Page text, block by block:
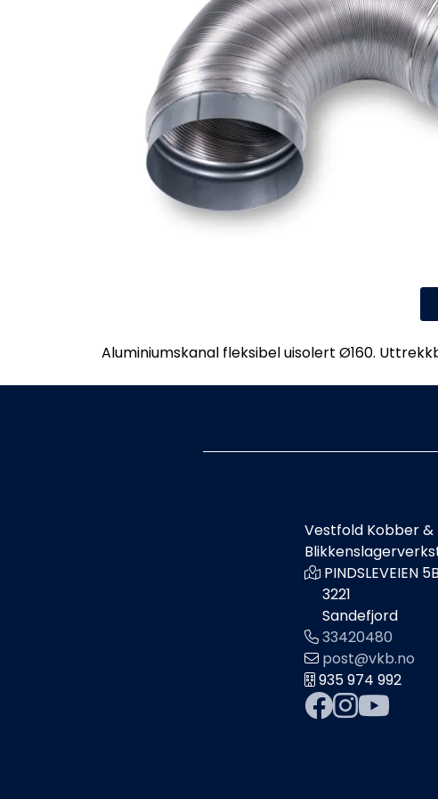
Aluminiumskanal fleksibel uisolert Ø160.
Vestfold Kobber &
PINDSLEVEIEN 5B
3221
Sandefjord
33420480
post@vkb.no
935 974 992